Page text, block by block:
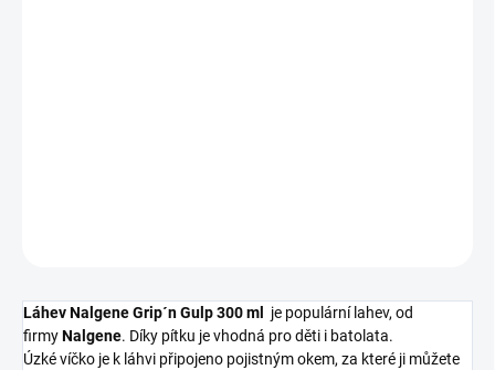
Láhev Nalgene Grip´n Gulp 300 ml
je populární lahev, od
firmyNalgene. Díky pítku je vhodná proděti i batolata.
Úzké víčko je k láhvi připojeno pojistným okem, za které ji můžete